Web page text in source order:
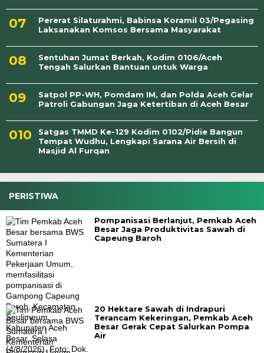
Pererat Silaturahmi, Babinsa Koramil 03/Pegasing
Laksanakan Komsos Bersama Masyarakat
Sentuhan Jumat Berkah, Kodim 0106/Aceh
Tengah Salurkan Bantuan untuk Warga
Satpol PP-WH, Pomdam IM, dan Polda Aceh Gelar
Patroli Gabungan Jaga Ketertiban di Aceh Besar
Satgas TMMD Ke-129 Kodim 0102/Pidie Bangun
Tempat Wudhu, Lengkapi Sarana Air Bersih di
Masjid Al Furqan
PERISTIWA
Pompanisasi Berlanjut, Pemkab Aceh
Besar Jaga Produktivitas Sawah di
Capeung Baroh
20 Hektare Sawah di Indrapuri
Terancam Kekeringan, Pemkab Aceh
Besar Gerak Cepat Salurkan Pompa
Air